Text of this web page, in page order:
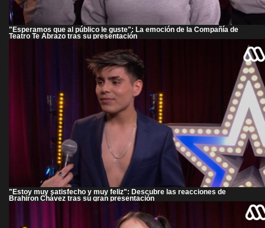
"Esperamos que al público le guste": La emoción de la Compañía de
Teatro Te Abrazo tras su presentación
"Estoy muy satisfecho y muy feliz": Descubre las reacciones de
Brahiron Chávez tras su gran presentación